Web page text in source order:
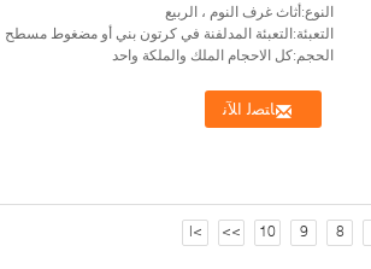
النوع:أثاث غرف النوم ، الربيع
التعبئة:التعبئة المدلفنة في كرتون بني أو مضغوط مسطح
الحجم:كل الاحجام الملك والملكة واحد
ﺎﺘﺼﻟ ﺍﻶﻧ
8
9
10
>>
>|